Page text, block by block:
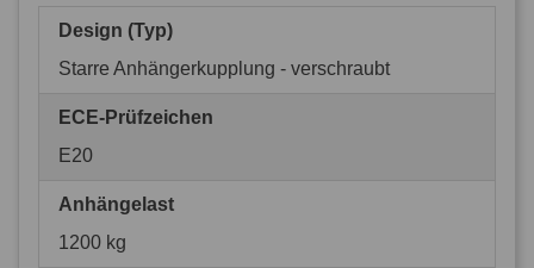
Design (Typ)
Starre Anhängerkupplung - verschraubt
ECE-Prüfzeichen
E20
Anhängelast
1200 kg